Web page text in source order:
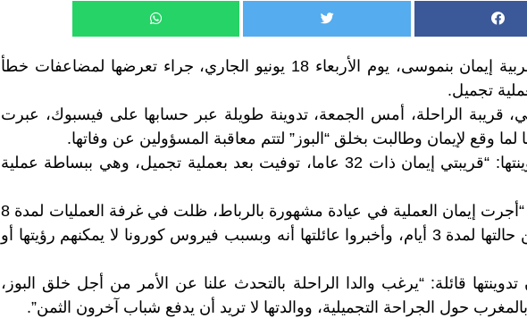
توفيت المدونة المغربية إيمان بنموسى، يوم الأربعاء 18 يونيو الجاري، جراء تعرضها لمضاعفات خطأ
تجميل.
قريبة الراحلة، أمس الجمعة، تدوينة طويلة عبر حسابها على فيسبوك، عبرت
وقع لإيمان وطالبت بخلق “البوز” لتتم معاقبة المسؤولين عن وفاتها.
وقالت وفاء في تدوينتها: “قريبتي إيمان ذات 32 عاما، توفيت بعد بعملية تجميل، وهي ببساطة عملية
وتابعت:وفاء بالقول “أجرت إيمان العملية في عيادة مشهورة بالرباط، ظلت في غرفة العمليات لمدة 8
ساعات، وتكتموا عن حالتها لمدة 3 أيام، وأخبروا عائلتها أنه وبسبب فيروس كورونا لا يمكنهم رؤيتها أو
قائلة: “يرغب والدا الراحلة بالتحدث علنا عن الأمر من أجل خلق البوز،
حول الجراحة التجميلية، ووالدتها لا تريد أن يدفع شباب آخرون الثمن”.